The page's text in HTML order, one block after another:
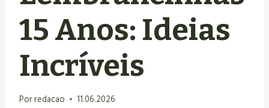
15 Anos: Ideias
Incríveis
Porredacao 11.06.2026